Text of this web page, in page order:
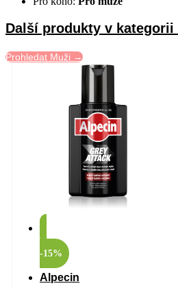
Další produkty v kategorii
Prohledat Muži →
-15%
Alpecin